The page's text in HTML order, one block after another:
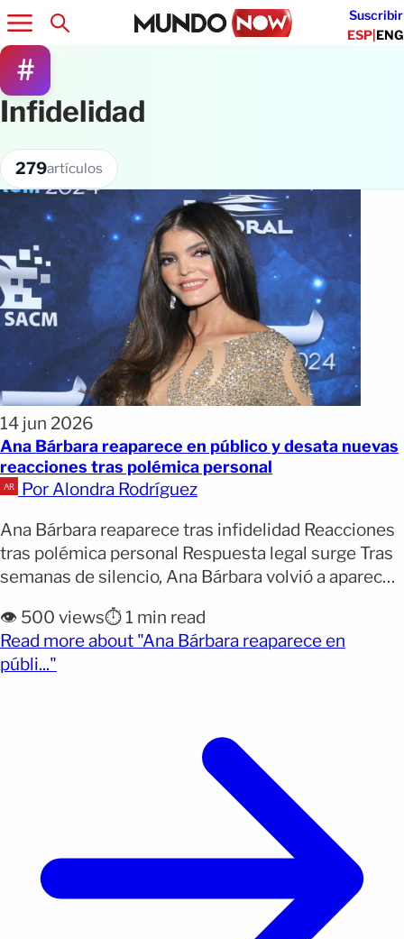
Suscribir
ESP|ENG
#
Infidelidad
279artículos
14 jun 2026
Ana Bárbara reaparece en público y desata nuevas
reacciones tras polémica personal
Por Alondra Rodríguez
Ana Bárbara reaparece tras infidelidad Reacciones
tras polémica personal Respuesta legal surge Tras
semanas de silencio, Ana Bárbara volvió a aparecer
generó conversación inmediata. La cantante había
desaparecido de redes sociales justo cuando
comenzaron los rumores sobre su vida personal. Su
👁️ 500 views⏱️ 1 min read
Read more about "Ana Bárbara reaparece en
públi..."